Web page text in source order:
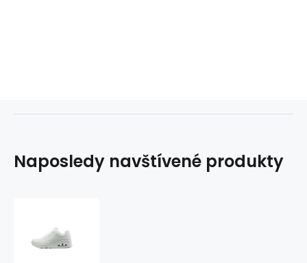
Naposledy navštívené produkty